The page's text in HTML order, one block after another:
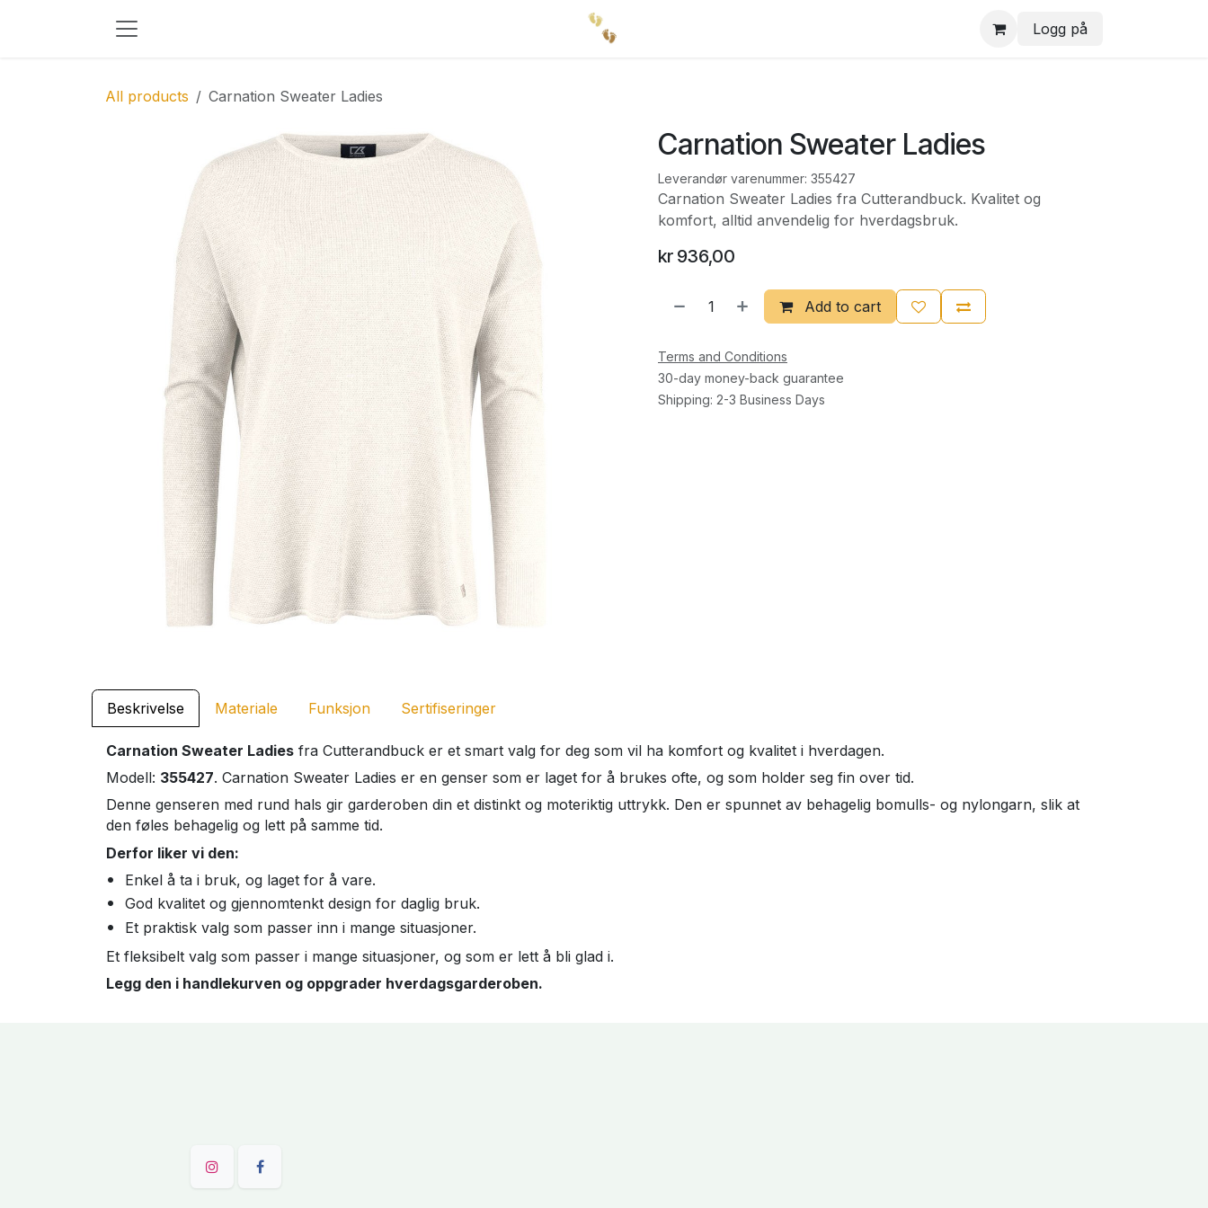
Logg på
All products Carnation Sweater Ladies
Carnation Sweater Ladies
Leverandør varenummer: 355427
Carnation Sweater Ladies fra Cutterandbuck. Kvalitet og
komfort, alltid anvendelig for hverdagsbruk.
kr 936,00
Add to cart
Terms and Conditions
30-day money-back guarantee
Shipping: 2-3 Business Days
Beskrivelse Materiale Funksjon Sertifiseringer
Carnation Sweater Ladies fra Cutterandbuck er et smart valg for deg som vil ha komfort og kvalitet i hverdagen.
Modell: 355427. Carnation Sweater Ladies er en genser som er laget for å brukes ofte, og som holder seg fin over tid.
Denne genseren med rund hals gir garderoben din et distinkt og moteriktig uttrykk. Den er spunnet av behagelig bomulls- og nylongarn, slik at
den føles behagelig og lett på samme tid.
Derfor liker vi den:
Enkel å ta i bruk, og laget for å vare.
God kvalitet og gjennomtenkt design for daglig bruk.
Et praktisk valg som passer inn i mange situasjoner.
Et fleksibelt valg som passer i mange situasjoner, og som er lett å bli glad i.
Legg den i handlekurven og oppgrader hverdagsgarderoben.